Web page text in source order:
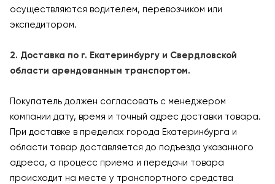
осуществляются водителем, перевозчиком или
экспедитором.
2. Доставка по г. Екатеринбургу и Свердловской
области арендованным транспортом.
Покупатель должен согласовать с менеджером
компании дату, время и точный адрес доставки товара.
При доставке в пределах города Екатеринбурга и
области товар доставляется до подъезда указанного
адреса, а процесс приема и передачи товара
происходит на месте у транспортного средства